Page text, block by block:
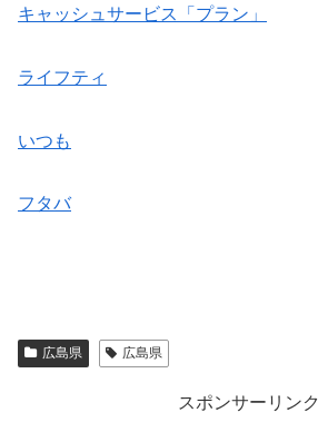
キャッシュサービス「プラン」
ライフティ
いつも
フタバ
広島県 広島県
スポンサーリンク